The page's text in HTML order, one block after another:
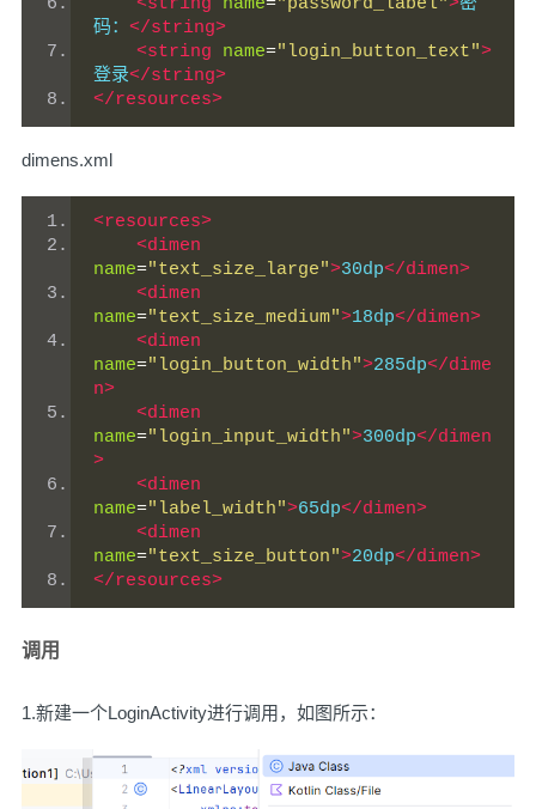
码： </string>
<string
name="login_button_text">
登录</string>
</resources>
dimens.xml
<resources>
<dimen
name="text_size_large">30dp</dimen>
<dimen
name="text_size_medium">18dp</dimen>
<dimen
name="login_button_width">285dp</dime
n>
<dimen
name="login_input_width">300dp</dimen
>
<dimen
name="label_width">65dp</dimen>
<dimen
name="text_size_button">20dp</dimen>
</resources>
调用
1.新建一个LoginActivity进行调用，如图所示：